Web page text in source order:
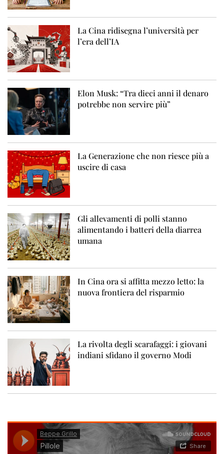
La Cina ridisegna l’università per
l’era dell’IA
Elon Musk: “Tra dieci anni il denaro
potrebbe non servire più”
La Generazione che non riesce più a
uscire di casa
Gli allevamenti di polli stanno
alimentando i batteri della diarrea
umana
In Cina ora si affitta mezzo letto: la
nuova frontiera del risparmio
La rivolta degli scarafaggi: i giovani
indiani sfidano il governo Modi